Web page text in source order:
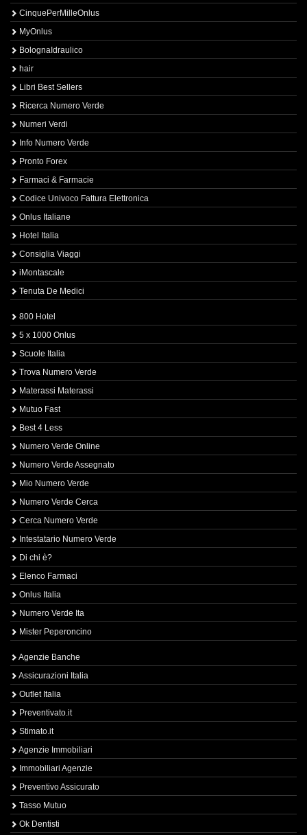
CinquePerMilleOnlus
MyOnlus
BolognaIdraulico
hair
Libri Best Sellers
Ricerca Numero Verde
Numeri Verdi
Info Numero Verde
Pronto Forex
Farmaci & Farmacie
Codice Univoco Fattura Elettronica
Onlus Italiane
Hotel Italia
Consiglia Viaggi
iMontascale
Tenuta De Medici
800 Hotel
5 x 1000 Onlus
Scuole Italia
Trova Numero Verde
Materassi Materassi
Mutuo Fast
Best 4 Less
Numero Verde Online
Numero Verde Assegnato
Mio Numero Verde
Numero Verde Cerca
Cerca Numero Verde
Intestatario Numero Verde
Di chi è?
Elenco Farmaci
Onlus Italia
Numero Verde Ita
Mister Peperoncino
Agenzie Banche
Assicurazioni Italia
Outlet Italia
Preventivato.it
Stimato.it
Agenzie Immobiliari
Immobiliari Agenzie
Preventivo Assicurato
Tasso Mutuo
Ok Dentisti